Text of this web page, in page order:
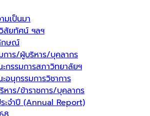
มเป็นมา
ยทัศน์ ฯลฯ
กษณ์
การ/ผู้บริหาร/บุคลากร
กรรมการสภาวิทยาลัยฯ
อนุกรรมการวิชาการ
หาร/ข้าราชการ/บุคลากร
ะจำปี (Annual Report)